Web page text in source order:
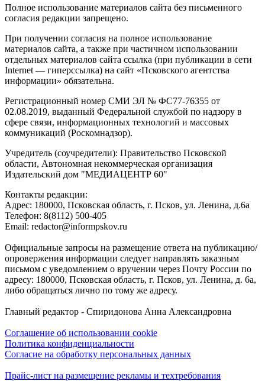
Полное использование материалов сайта без письменного
согласия редакции запрещено.
При получении согласия на полное использование
материалов сайта, а также при частичном использовании
отдельных материалов сайта ссылка (при публикации в сети
Internet — гиперссылка) на сайт «Псковского агентства
информации» обязательна.
Регистрационный номер СМИ ЭЛ № ФС77-76355 от
02.08.2019, выданный Федеральной службой по надзору в
сфере связи, информационных технологий и массовых
коммуникаций (Роскомнадзор).
Учредитель (соучредители): Правительство Псковской
области, Автономная некоммерческая организация
Издательский дом "МЕДИАЦЕНТР 60"
Контакты редакции:
Адреc: 180000, Псковская область, г. Псков, ул. Ленина, д.6а
Телефон: 8(8112) 500-405
Email: redactor@informpskov.ru
Официальные запросы на размещение ответа на публикацию/
опровержения информации следует направлять заказным
письмом с уведомлением о вручении через Почту России по
адресу: 180000, Псковская область, г. Псков, ул. Ленина, д. 6а,
либо обращаться лично по тому же адресу.
Главный редактор - Спиридонова Анна Александровна
Соглашение об использовании cookie
Политика конфиденциальности
Согласие на обработку персональных данных
Прайс-лист на размещение рекламы и техтребования